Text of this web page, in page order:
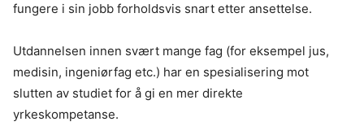
fungere i sin jobb forholdsvis snart etter ansettelse.
Utdannelsen innen svært mange fag (for eksempel jus,
medisin, ingeniørfag etc.) har en spesialisering mot
slutten av studiet for å gi en mer direkte
yrkeskompetanse.